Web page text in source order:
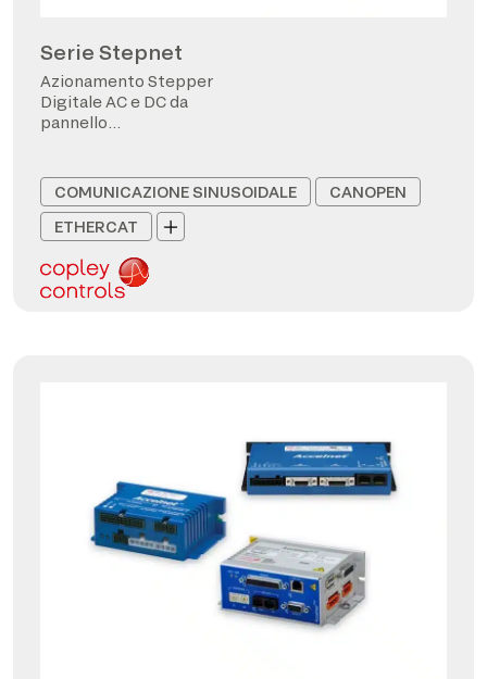
Serie Stepnet
Azionamento Stepper
Digitale AC e DC da
pannello
COMUNICAZIONE SINUSOIDALE
CANOPEN
ETHERCAT